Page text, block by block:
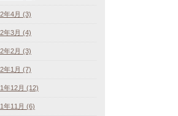
年4月 (3)
年3月 (4)
年2月 (3)
年1月 (7)
年12月 (12)
年11月 (6)